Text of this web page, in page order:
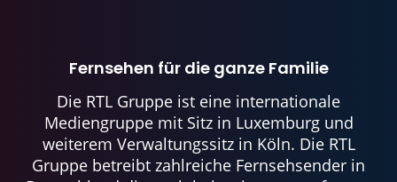
Fernsehen für die ganze Familie
Die RTL Gruppe ist eine internationale
Mediengruppe mit Sitz in Luxemburg und
weiterem Verwaltungssitz in Köln. Die RTL
Gruppe betreibt zahlreiche Fernsehsender in